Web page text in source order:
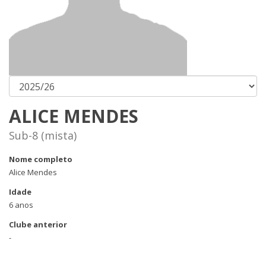
ALICE MENDES
Sub-8 (mista)
Nome completo
Alice Mendes
Idade
6 anos
Clube anterior
-